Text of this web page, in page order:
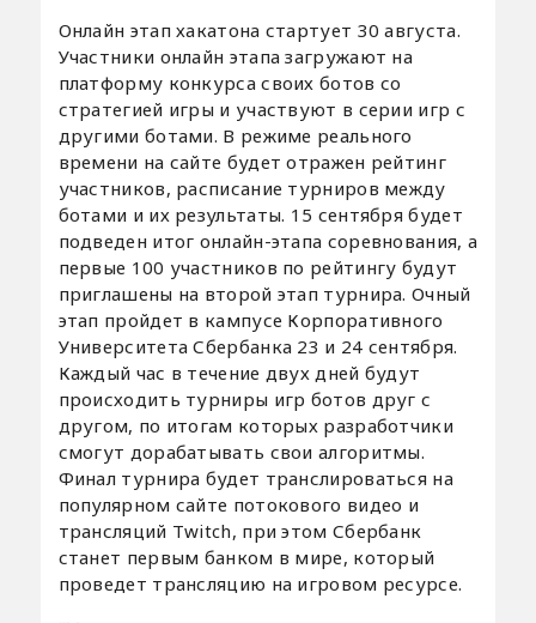
Онлайн этап хакатона стартует 30 августа.
Участники онлайн этапа загружают на
платформу конкурса своих ботов со
стратегией игры и участвуют в серии игр с
другими ботами. В режиме реального
времени на сайте будет отражен рейтинг
участников, расписание турниров между
ботами и их результаты. 15 сентября будет
подведен итог онлайн-этапа соревнования, а
первые 100 участников по рейтингу будут
приглашены на второй этап турнира. Очный
этап пройдет в кампусе Корпоративного
Университета Сбербанка 23 и 24 сентября.
Каждый час в течение двух дней будут
происходить турниры игр ботов друг с
другом, по итогам которых разработчики
смогут дорабатывать свои алгоритмы.
Финал турнира будет транслироваться на
популярном сайте потокового видео и
трансляций Twitch, при этом Сбербанк
станет первым банком в мире, который
проведет трансляцию на игровом ресурсе.